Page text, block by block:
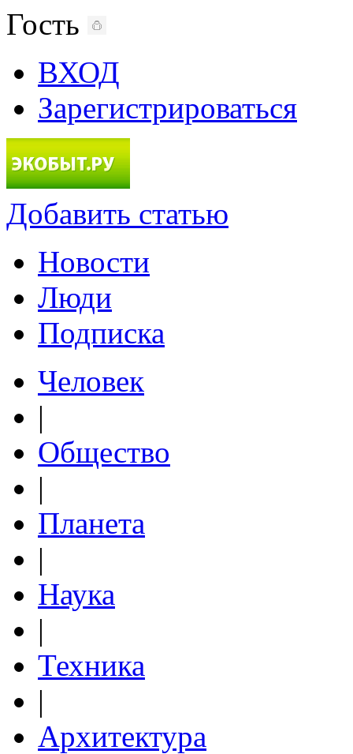
Гость
ВХОД
Зарегистрироваться
Добавить статью
Новости
Люди
Подписка
Человек
|
Общество
|
Планета
|
Наука
|
Техника
|
Архитектура